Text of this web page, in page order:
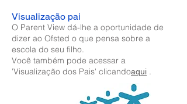
Visualização pai
O Parent View dá-lhe a oportunidade de
dizer ao Ofsted o que pensa sobre a
escola do seu filho.
Você também pode acessar a
'Visualização dos Pais' clicandoaqui .